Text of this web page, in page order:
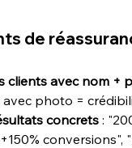
de
clients avec nom +
avec photo =
concrets :
conversions",